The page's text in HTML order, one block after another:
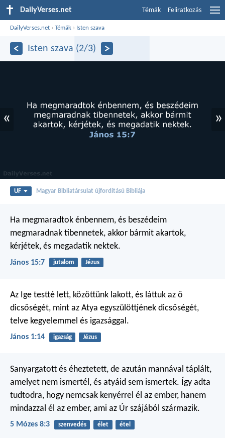
DailyVerses.net Témák Feliratkozás
DailyVerses.net ›Témák › Isten szava
Isten szava (2/3)
« »
UF Magyar Bibliatársulat újfordítású Bibliája
Ha megmaradtok énbennem, és beszédeim
megmaradnak tibennetek, akkor bármit akartok,
kérjétek, és megadatik nektek.
János 15:7 jutalom Jézus
Az Ige testté lett, közöttünk lakott, és láttuk az ő
dicsőségét, mint az Atya egyszülöttjének dicsőségét,
telve kegyelemmel és igazsággal.
János 1:14 igazság Jézus
Sanyargatott és éheztetett, de azután mannával táplált,
amelyet nem ismertél, és atyáid sem ismertek. Így adta
tudtodra, hogy nemcsak kenyérrel él az ember, hanem
mindazzal él az ember, ami az Úr szájából származik.
5 Mózes 8:3 szenvedés élet étel